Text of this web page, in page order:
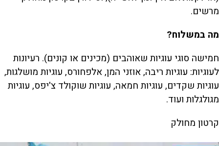
מרשים.
מה במשלוח?
חמישה סוגי עוגיות שאוהבים (מכינים או קונים). רעיונות
לעוגיות: עוגיות ריבה, אוזני המן, אלפחורס, עוגיות מושלגות,
עוגיות שקדים, עוגיות חמאה, עוגיות שוקולד צ'יפס, עוגיות
מגולגלות ועוד.
קרטון מחולק